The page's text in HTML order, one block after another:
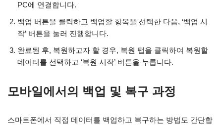
PC에 연결합니다.
백업 버튼을 클릭하고 백업할 항목을 선택한 다음, ‘백업 시
작’ 버튼을 눌러 진행합니다.
완료된 후, 복원하고자 할 경우, 복원 탭을 클릭하여 복원할
데이터를 선택하고 ‘복원 시작’ 버튼을 누릅니다.
모바일에서의 백업 및 복구 과정
스마트폰에서 직접 데이터를 백업하고 복구하는 방법도 간단합